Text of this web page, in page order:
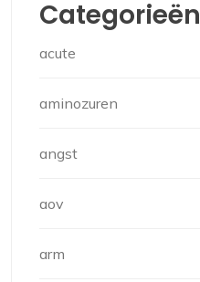
Categorieën
acute
aminozuren
angst
aov
arm